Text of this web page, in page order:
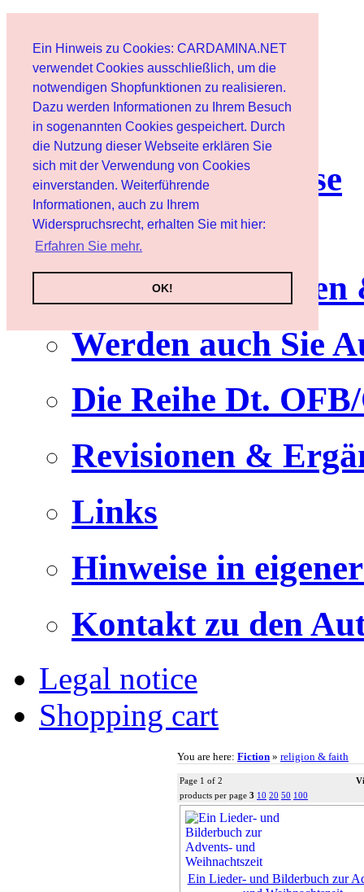
Ein Hinweis zu Cookies: CARDAMINA.NET
verwendet Cookies ausschließlich, um die
notwendigen Shopfunktionen zu realisieren.
Dazu werden Informationen zu Ihrem Besuch
in sogenannten Cookies gespeichert. Durch
die Nutzung dieser Webseite erklären Sie
sich mit der Verwendung von Cookies
einverstanden. Weiterführende
Informationen, auch zu Ihrem
Widerspruchsrecht, erhalten Sie mit hier:
Erfahren Sie mehr.
OK!
User
Newsletter
Nutzungshinweise
Service
Werden auch Sie
Die Reihe Dt.
Revisionen &
Links
Hinweise in
Kontakt zu den
Legal notice
Shopping cart
You are here: Fiction » religion & faith
Page 1 of 2
products per page 3 10 20 50 100
Ein Lieder- und Bilderbuch zur